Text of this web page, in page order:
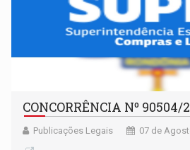
CONCORRÊNCIA Nº
Publicações Legais 07 de